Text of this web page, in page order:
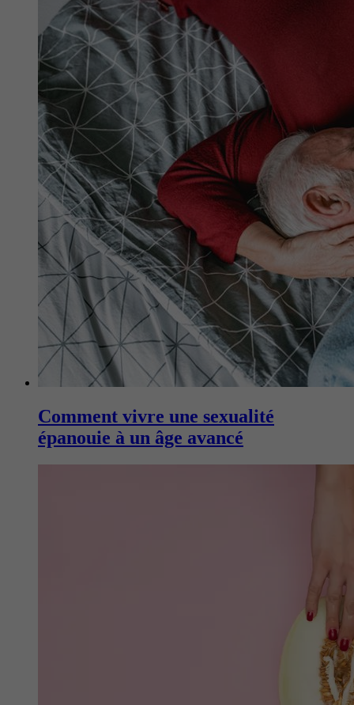
Comment vivre une sexualité
épanouie à un âge avancé